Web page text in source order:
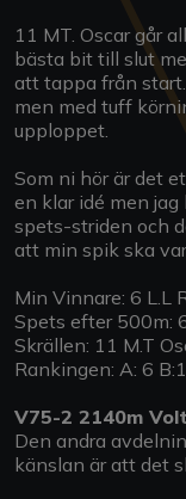
11 MT. Oscar går
bästa bit till slut
att tappa från
men med tuff
upploppet.
Som ni hör är det
en klar idé men
spets-striden och
att min spik ska
Min Vinnare: 6 L.L
Spets efter 500m:
Skrällen: 11 M.T
Rankingen: A: 6
V75-2 2140m Volt
Den andra
känslan är att det